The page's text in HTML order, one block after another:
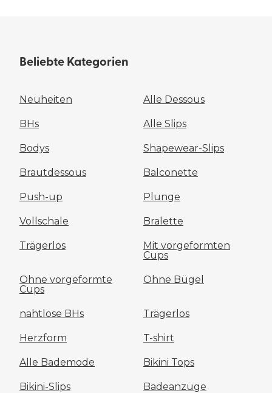
Beliebte Kategorien
Neuheiten Alle Dessous
BHs Alle Slips
Bodys Shapewear-Slips
Brautdessous Balconette
Push-up Plunge
Vollschale Bralette
Trägerlos
Mit vorgeformten
Cups
Ohne vorgeformte
Cups
Ohne Bügel
nahtlose BHs Trägerlos
Herzform T-shirt
Alle Bademode Bikini Tops
Bikini-Slips Badeanzüge